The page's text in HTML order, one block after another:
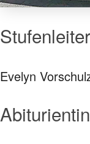
Evelyn